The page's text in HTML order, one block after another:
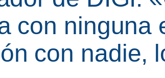
con ninguna
con nadie,